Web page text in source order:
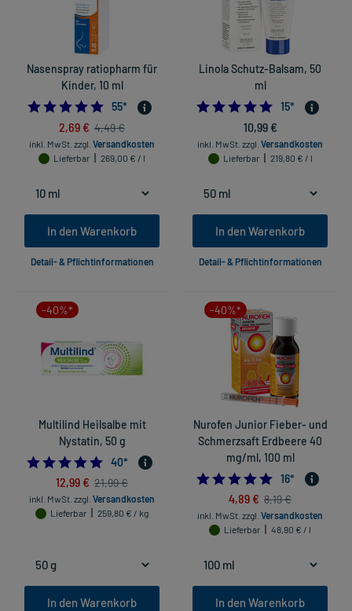
Nasenspray ratiopharm für
Kinder, 10 ml
4.890909090909091
55*
2,69 € 4,49 €
inkl. MwSt. zzgl. Versandkosten
Lieferbar
269,00 € / l
In den Warenkorb
Detail- & Pflichtinformationen
Linola Schutz-Balsam, 50
ml
5.0
15*
10,99 €
inkl. MwSt. zzgl. Versandkosten
Lieferbar
219,80 € / l
In den Warenkorb
Detail- & Pflichtinformationen
-40%*
Multilind Heilsalbe mit
Nystatin, 50 g
4.9
40*
12,99 € 21,99 €
inkl. MwSt. zzgl. Versandkosten
Lieferbar
259,80 € / kg
In den Warenkorb
-40%*
Nurofen Junior Fieber- und
Schmerzsaft Erdbeere 40
mg/ml, 100 ml
5.0
16*
4,89 € 8,19 €
inkl. MwSt. zzgl. Versandkosten
Lieferbar
48,90 € / l
In den Warenkorb